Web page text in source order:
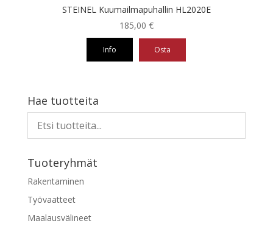
STEINEL Kuumailmapuhallin HL2020E
185,00 €
Info Osta
Hae tuotteita
Tuoteryhmät
Rakentaminen
Työvaatteet
Maalausvälineet